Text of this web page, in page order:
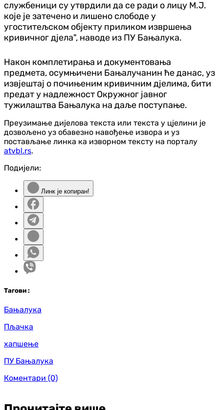
службеници су утврдили да се ради о лицу М.Ј.
које је затечено и лишено слободе у
угоститељском објекту приликом извршења
кривичног дјела", наводе из ПУ Бањалука.
Након комплетирања и документовања
предмета, осумњичени Бањалучанин ће данас, уз
извјештај о почињеним кривичним дјелима, бити
предат у надлежност Окружног јавног
тужилаштва Бањалука на даље поступање.
Преузимање дијелова текста или текста у цјелини је
дозвољено уз обавезно навођење извора и уз
постављање линка ка изворном тексту на порталу
atvbl.rs.
Подијели:
Линк је копиран!
Тагови :
Бањалука
Пљачка
хапшење
ПУ Бањалука
Коментари (0)